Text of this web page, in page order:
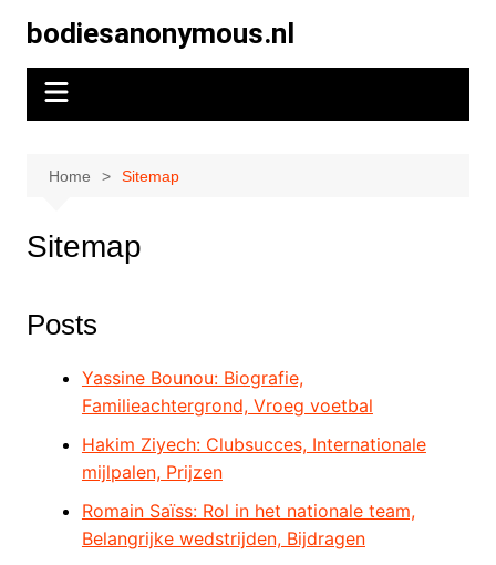
content
bodiesanonymous.nl
Home Sitemap
Sitemap
Posts
Yassine Bounou: Biografie,
Familieachtergrond, Vroeg voetbal
Hakim Ziyech: Clubsucces, Internationale
mijlpalen, Prijzen
Romain Saïss: Rol in het nationale team,
Belangrijke wedstrijden, Bijdragen